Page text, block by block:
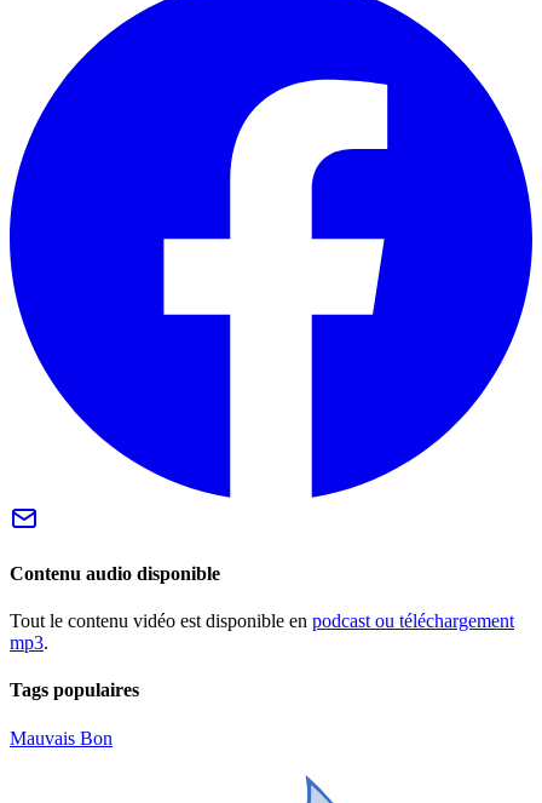
Contenu audio disponible
Tout le contenu vidéo est disponible en podcast ou téléchargement
mp3.
Tags populaires
Mauvais Bon